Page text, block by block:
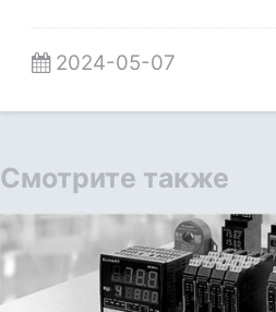
2024-05-07
Смотрите также